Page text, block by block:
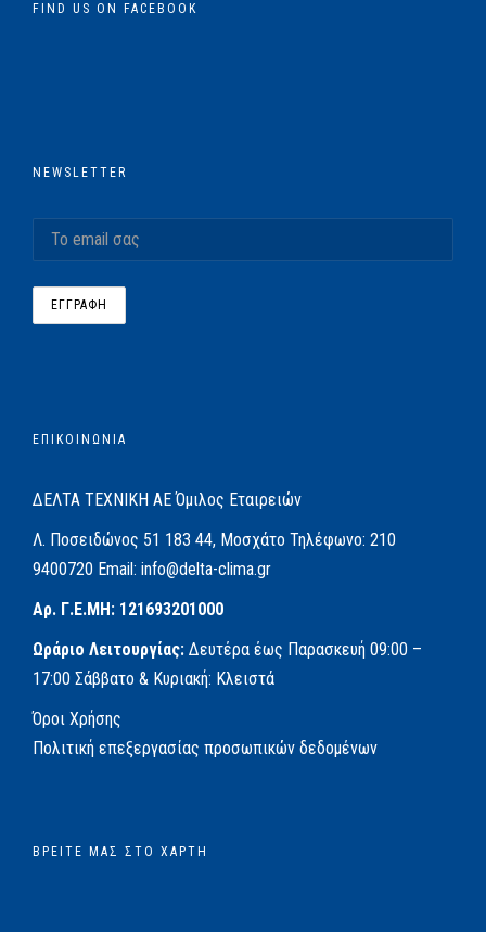
FIND US ON FACEBOOK
NEWSLETTER
ΕΠΙΚΟΙΝΩΝΙΑ
ΔΕΛΤΑ ΤΕΧΝΙΚΗ ΑΕΌμιλος Εταιρειών
Λ. Ποσειδώνος 51 183 44, Μοσχάτο Τηλέφωνο: 210
9400720 Email: info@delta-clima.gr
Αρ. Γ.Ε.ΜΗ: 121693201000
Ωράριο Λειτουργίας: Δευτέρα έως Παρασκευή 09:00 –
17:00 Σάββατο & Κυριακή: Κλειστά
Όροι Χρήσης
Πολιτική επεξεργασίας προσωπικών δεδομένων
ΒΡΕΊΤΕ ΜΑΣ ΣΤΟ ΧΆΡΤΗ